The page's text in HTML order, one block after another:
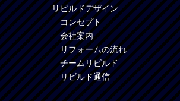
リビルドデザイン
コンセプト
会社案内
リフォームの流れ
チームリビルド
リビルド通信